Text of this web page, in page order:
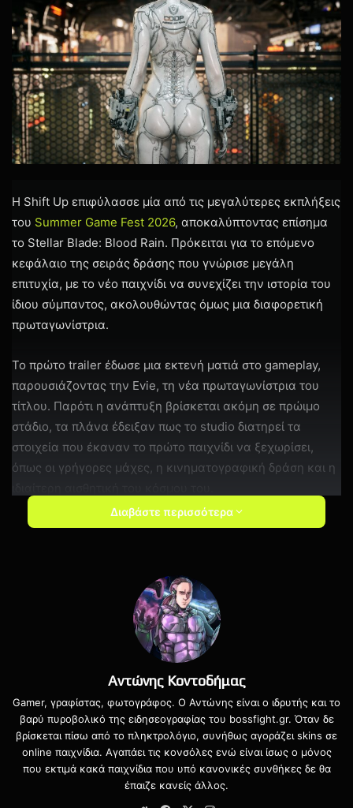
Η Shift Up επιφύλασσε μία από τις μεγαλύτερες εκπλήξεις
του Summer Game Fest 2026, αποκαλύπτοντας επίσημα
το Stellar Blade: Blood Rain. Πρόκειται για το επόμενο
κεφάλαιο της σειράς δράσης που γνώρισε μεγάλη
επιτυχία, με το νέο παιχνίδι να συνεχίζει την ιστορία του
ίδιου σύμπαντος, ακολουθώντας όμως μια διαφορετική
πρωταγωνίστρια.
Το πρώτο trailer έδωσε μια εκτενή ματιά στο gameplay,
παρουσιάζοντας την Evie, τη νέα πρωταγωνίστρια του
τίτλου. Παρότι η ανάπτυξη βρίσκεται ακόμη σε πρώιμο
στάδιο, τα πλάνα έδειξαν πως το studio διατηρεί τα
στοιχεία που έκαναν το πρώτο παιχνίδι να ξεχωρίσει,
όπως οι γρήγορες μάχες, η κινηματογραφική δράση και η
Σύμφωνα με τη Shift Up, το Stellar Blade: Blood Rain
διαδραματίζεται μετά τα γεγονότα του πρώτου παιχνιδιού
και φιλοδοξεί να επεκτείνει σημαντικά το lore του
σύμπαντος. Η ομάδα ανάπτυξης τονίζει πως στόχος της
Διαβάστε περισσότερα
Αντώνης Κοντοδήμας
Gamer, γραφίστας, φωτογράφος. Ο Αντώνης είναι ο ιδρυτής και το
βαρύ πυροβολικό της ειδησεογραφίας του bossfight.gr. Όταν δε
βρίσκεται πίσω από το πληκτρολόγιο, συνήθως αγοράζει skins σε
online παιχνίδια. Αγαπάει τις κονσόλες ενώ είναι ίσως ο μόνος
που εκτιμά κακά παιχνίδια που υπό κανονικές συνθήκες δε θα
έπαιζε κανείς άλλος.